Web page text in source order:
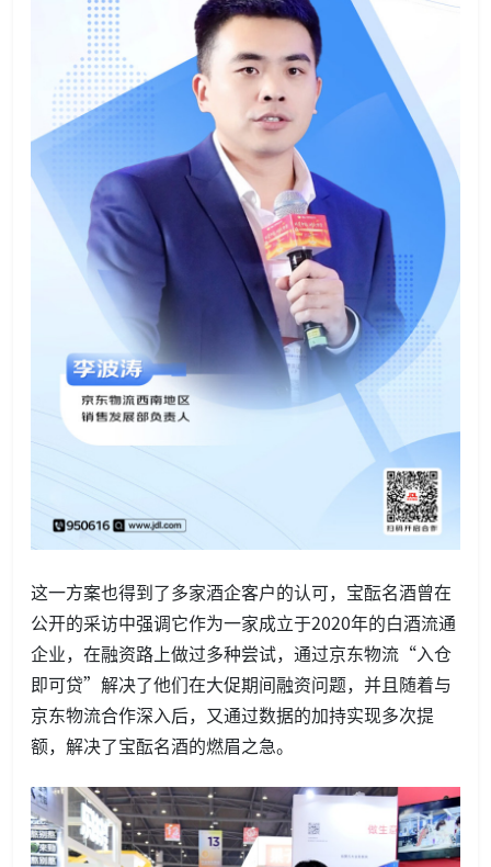
这一方案也得到了多家酒企客户的认可，宝酝名酒曾在
公开的采访中强调它作为一家成立于2020年的白酒流通
企业，在融资路上做过多种尝试，通过京东物流“入仓
即可贷”解决了他们在大促期间融资问题，并且随着与
京东物流合作深入后，又通过数据的加持实现多次提
额，解决了宝酝名酒的燃眉之急。